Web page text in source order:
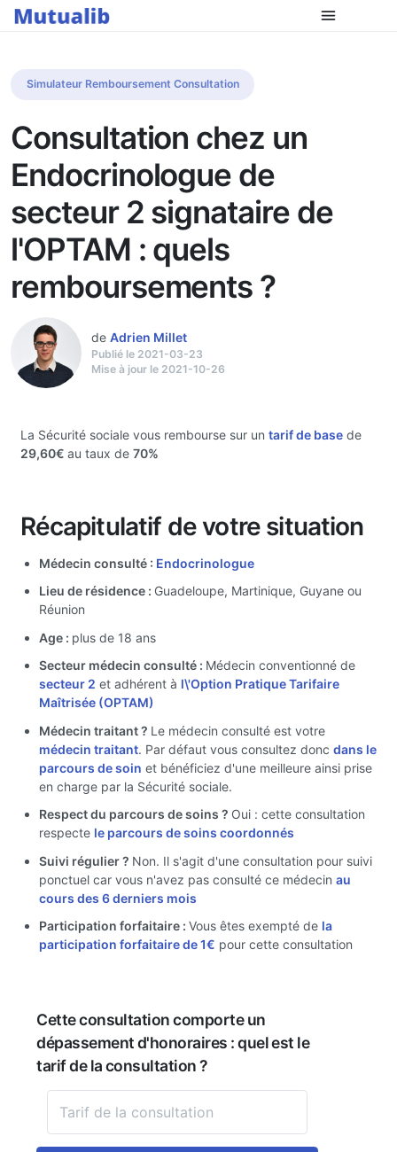
Simulateur Remboursement Consultation
Consultation chez un
Endocrinologue de
secteur 2 signataire de
l'OPTAM : quels
remboursements ?
de Adrien Millet
Publié le 2021-03-23
Mise à jour le 2021-10-26
La Sécurité sociale vous rembourse sur un tarif de basede
29,60€ au taux de 70%
Récapitulatif de votre situation
Médecin consulté : Endocrinologue
Lieu de résidence : Guadeloupe, Martinique, Guyane ou
Réunion
Age : plus de 18 ans
Secteur médecin consulté : Médecin conventionné de
secteur 2 et adhérent à l\'Option Pratique Tarifaire
Maîtrisée (OPTAM)
Médecin traitant ? Le médecin consulté est votre
médecin traitant. Par défaut vous consultez donc dans le
parcours de soin et bénéficiez d'une meilleure ainsi prise
en charge par la Sécurité sociale.
Respect du parcours de soins ? Oui : cette consultation
respecte le parcours de soins coordonnés
Suivi régulier ? Non. Il s'agit d'une consultation pour suivi
ponctuel car vous n'avez pas consulté ce médecin au
cours des 6 derniers mois
Participation forfaitaire : Vous êtes exempté de la
participation forfaitaire de 1€ pour cette consultation
Cette consultation comporte un
dépassement d'honoraires : quel est le
tarif de la consultation ?